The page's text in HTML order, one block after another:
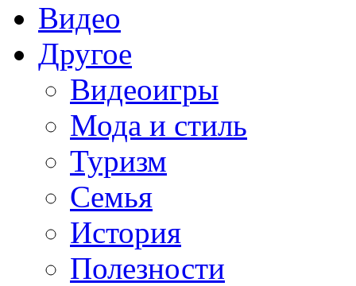
Видео
Другое
Видеоигры
Мода и стиль
Туризм
Семья
История
Полезности